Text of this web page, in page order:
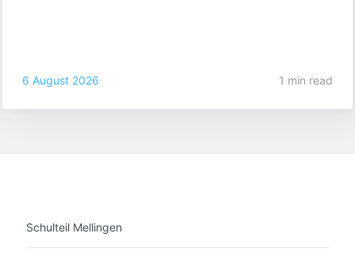
6 August 2026 1 min read
Schulteil Mellingen